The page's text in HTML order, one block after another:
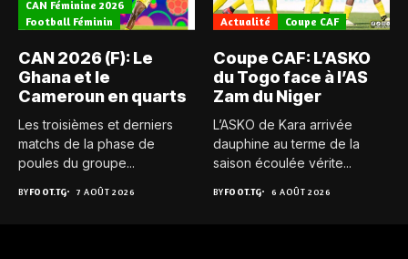
CAN Féminine 2026
Football Féminin
CAN 2026 (F): Le
Ghana et le
Cameroun en quarts
Les troisièmes et derniers
matchs de la phase de
poules du groupe...
BYFOOT.TG 7 AOÛT 2026
Actualité Coupe CAF
Coupe CAF: L’ASKO
du Togo face à l’AS
Zam du Niger
L’ASKO de Kara arrivée
dauphine au terme de la
saison écoulée vérite...
BYFOOT.TG 6 AOÛT 2026